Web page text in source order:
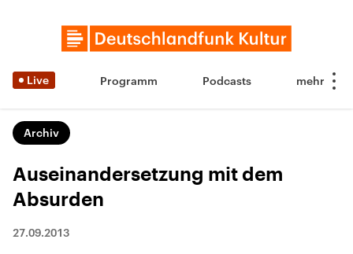
Live Programm Podcasts
Archiv
Auseinandersetzung mit dem
Absurden
27.09.2013